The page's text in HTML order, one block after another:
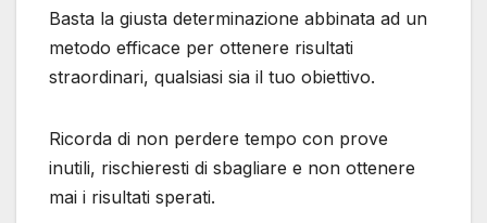
Basta la giusta determinazione abbinata ad un
metodo efficace per ottenere risultati
straordinari, qualsiasi sia il tuo obiettivo.
Ricorda di non perdere tempo con prove
inutili, rischieresti di sbagliare e non ottenere
mai i risultati sperati.